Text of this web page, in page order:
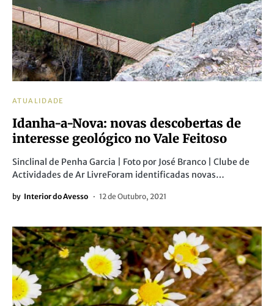
ATUALIDADE
Idanha-a-Nova: novas descobertas de
interesse geológico no Vale Feitoso
Sinclinal de Penha Garcia | Foto por José Branco | Clube de
Actividades de Ar LivreForam identificadas novas…
by Interior do Avesso 12 de Outubro, 2021